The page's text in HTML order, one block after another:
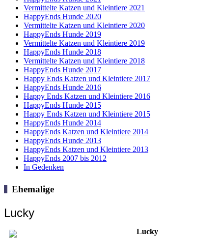
Vermittelte Katzen und Kleintiere 2021
HappyEnds Hunde 2020
Vermittelte Katzen und Kleintiere 2020
HappyEnds Hunde 2019
Vermittelte Katzen und Kleintiere 2019
HappyEnds Hunde 2018
Vermittelte Katzen und Kleintiere 2018
HappyEnds Hunde 2017
Happy Ends Katzen und Kleintiere 2017
HappyEnds Hunde 2016
Happy Ends Katzen und Kleintiere 2016
HappyEnds Hunde 2015
Happy Ends Katzen und Kleintiere 2015
HappyEnds Hunde 2014
HappyEnds Katzen und Kleintiere 2014
HappyEnds Hunde 2013
HappyEnds Katzen und Kleintiere 2013
HappyEnds 2007 bis 2012
In Gedenken
Ehemalige
Lucky
Lucky